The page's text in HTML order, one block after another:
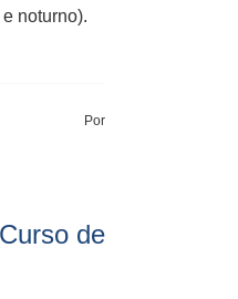
noturno).
Por
de